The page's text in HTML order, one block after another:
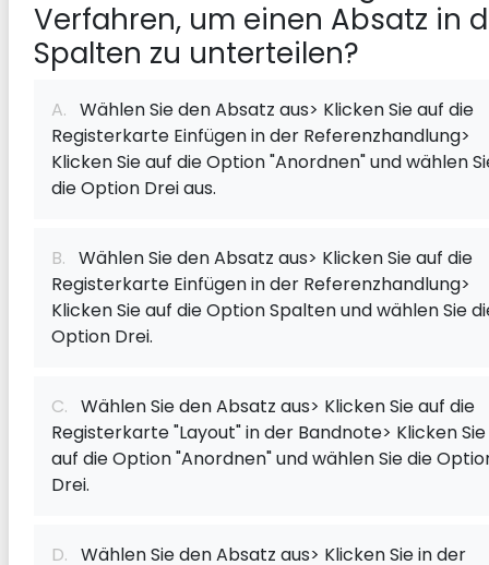
Verfahren, um einen Absatz in
Spalten zu unterteilen?
A. Wählen Sie den Absatz aus> Klicken Sie auf die
Registerkarte Einfügen in der Referenzhandlung>
Klicken Sie auf die Option "Anordnen" und wählen
die Option Drei aus.
B. Wählen Sie den Absatz aus> Klicken Sie auf die
Registerkarte Einfügen in der Referenzhandlung>
Klicken Sie auf die Option Spalten und wählen Sie
Option Drei.
C. Wählen Sie den Absatz aus> Klicken Sie auf die
Registerkarte "Layout" in der Bandnote> Klicken Sie
auf die Option "Anordnen" und wählen Sie die
Drei.
D. Wählen Sie den Absatz aus> Klicken Sie in der